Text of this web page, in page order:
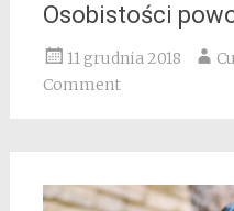
Osobistości
11 grudnia 2018
Comment